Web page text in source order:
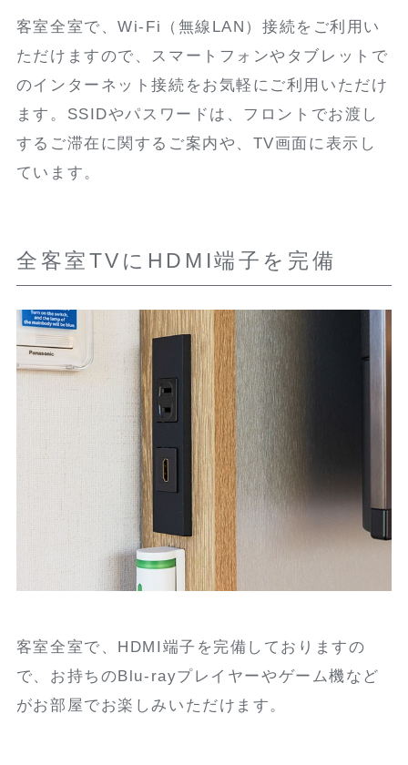
客室全室で、Wi-Fi（無線LAN）接続をご利用い
ただけますので、スマートフォンやタブレットで
のインターネット接続をお気軽にご利用いただけ
ます。SSIDやパスワードは、フロントでお渡し
するご滞在に関するご案内や、TV画面に表示し
ています。
全客室TVにHDMI端子を完備
客室全室で、HDMI端子を完備しておりますの
で、お持ちのBlu-rayプレイヤーやゲーム機など
がお部屋でお楽しみいただけます。